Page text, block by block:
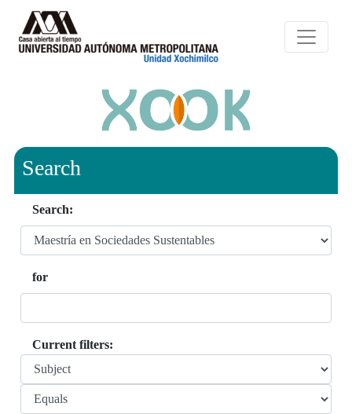
Search
Search:
for
Current filters: